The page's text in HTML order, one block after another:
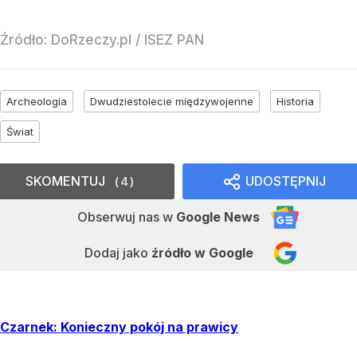
Źródło: DoRzeczy.pl / ISEZ PAN
Archeologia Dwudziestolecie międzywojenne Historia
Świat
UDOSTĘPNIJ
Obserwuj nas w Google News
Dodaj jako źródło w Google
SKOMENTUJ 4
Czarnek: Konieczny pokój na prawicy